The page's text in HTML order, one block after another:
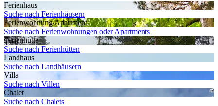
Ferienhaus
Suche nach Ferienhäusern
Ferienwohnung/Apartment
Suche nach Ferienwohnungen oder Apartments
Ferienhütte
Suche nach Ferienhütten
Landhaus
Suche nach Landhäusern
Villa
Suche nach Villen
Chalet
Suche nach Chalets